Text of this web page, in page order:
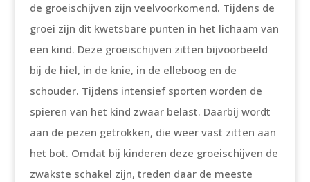
de groeischijven zijn veelvoorkomend. Tijdens de
groei zijn dit kwetsbare punten in het lichaam van
een kind. Deze groeischijven zitten bijvoorbeeld
bij de hiel, in de knie, in de elleboog en de
schouder. Tijdens intensief sporten worden de
spieren van het kind zwaar belast. Daarbij wordt
aan de pezen getrokken, die weer vast zitten aan
het bot. Omdat bij kinderen deze groeischijven de
zwakste schakel zijn, treden daar de meeste